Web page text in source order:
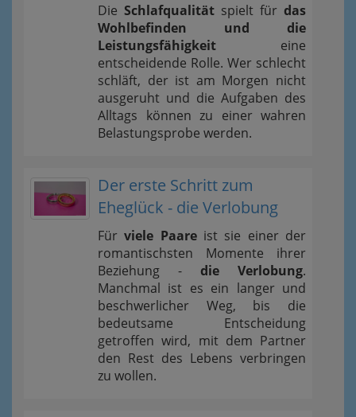
Die Schlafqualität spielt für das
Wohlbefinden und die
Leistungsfähigkeit eine
entscheidende Rolle. Wer schlecht
schläft, der ist am Morgen nicht
ausgeruht und die Aufgaben des
Alltags können zu einer wahren
Belastungsprobe werden.
Der erste Schritt zum
Eheglück - die Verlobung
Fürviele Paareist sie einer der
romantischsten Momente ihrer
Beziehung - die Verlobung.
Manchmal ist es ein langer und
beschwerlicher Weg, bis die
bedeutsame Entscheidung
getroffen wird, mit dem Partner
den Rest des Lebens verbringen
zu wollen.